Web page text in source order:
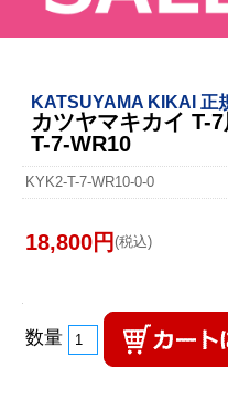
KATSUYAMA KIKAI 正
カツヤマキカイ T-
T-7-WR10
KYK2-T-7-WR10-0-0
18,800円 (税込)
数量